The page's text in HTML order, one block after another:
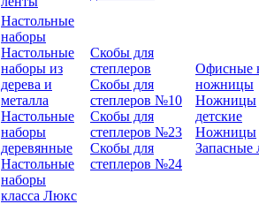
Настольные
наборы
Настольные
наборы из
дерева и
металла
Настольные
наборы
деревянные
Настольные
наборы
класса Люкс
Скобы для
степлеров
Скобы для
степлеров №10
Скобы для
степлеров №23
Скобы для
степлеров №24
Офисные
ножницы
Ножницы
детские
Ножницы
Запасные